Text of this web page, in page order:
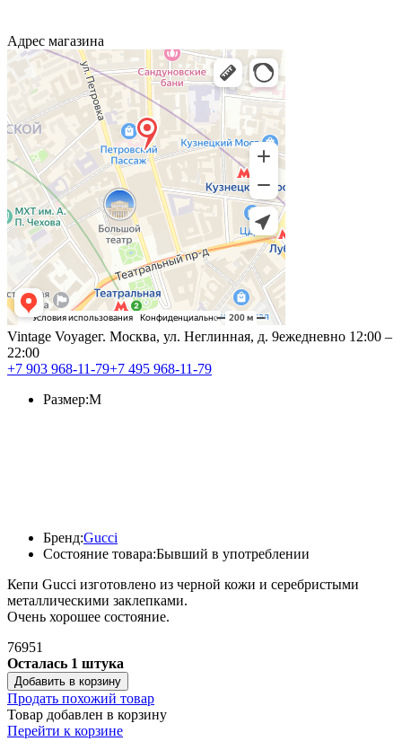
Адрес магазина
Vintage Voyageг. Москва, ул. Неглинная, д. 9ежедневно 12:00 –
22:00
+7 903 968-11-79+7 495 968-11-79
Состояние товара:Бывший в употреблении
Бренд:Gucci
Размер:M
Кепи Gucci изготовлено из черной кожи и серебристыми
металлическими заклепками.
Очень хорошее состояние.
76951
Осталась 1 штука
Добавить в корзину
Продать похожий товар
Товар добавлен в корзину
Перейти к корзине